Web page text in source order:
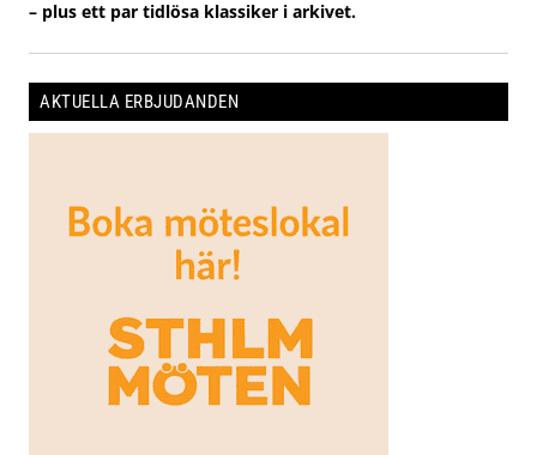
– plus ett par tidlösa klassiker i arkivet.
AKTUELLA ERBJUDANDEN